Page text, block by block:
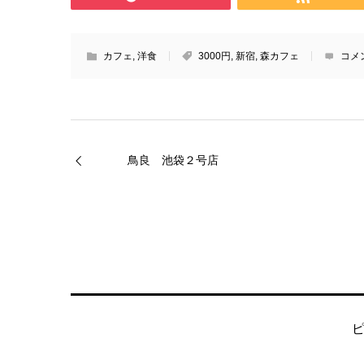
カフェ, 洋食 3000円 , 新宿, 森カフェ コメ
鳥良 池袋２号店